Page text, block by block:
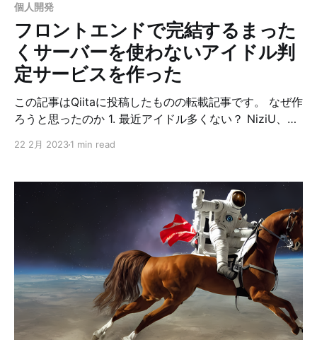
章のタイトルに記載されていることが多いため、内容も
個人開発
フロントエンドで完結するまった
くサーバーを使わないアイドル判
定サービスを作った
この記事はQiitaに投稿したものの転載記事です。 なぜ作
ろうと思ったのか 1. 最近アイドル多くない？ NiziU、
Man、なにわ男子、King & Prince、BTS、JO1、Da-
BOYZ、VOYZ BOY、Zero PLANET、プラチナボーイ
ズ、BE：FIRST、BUDDiiS、7ORDER、OCTPATH、
BLVCKBERRY、THE SUPER FRUIT、TravisJapan など
でパッと誰か分かるもの欲しいなぁ ということで作って
みることにしました。 作ったもの * アイドル判定AI「セ
レン」という写真を選択するとどのアイドルかを判定し
てくれるサービスを作りました。
22 2月 20231 min read